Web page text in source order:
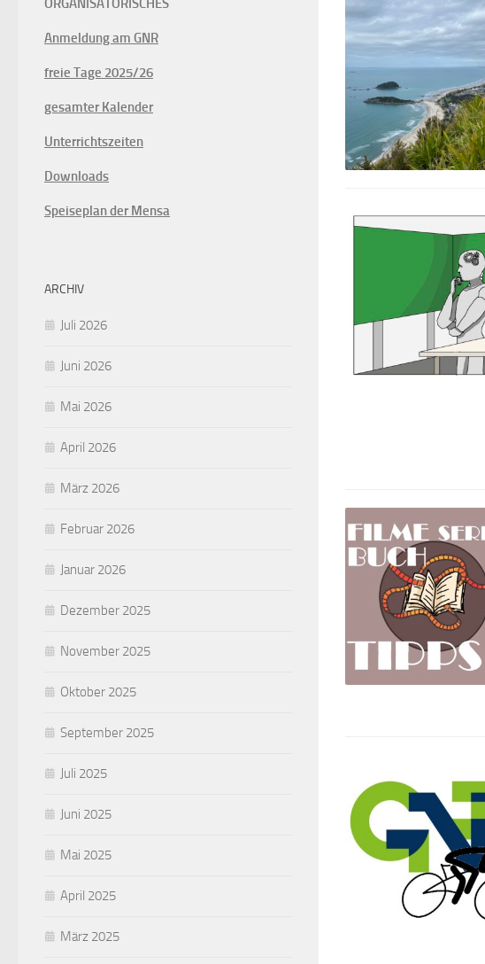
ORGANISATORISCHES
Anmeldung am GNR
freie Tage 2025/26
gesamter Kalender
Unterrichtszeiten
Downloads
Speiseplan der Mensa
ARCHIV
Juli 2026
Juni 2026
Mai 2026
April 2026
März 2026
Februar 2026
Januar 2026
Dezember 2025
November 2025
Oktober 2025
September 2025
Juli 2025
Juni 2025
Mai 2025
April 2025
März 2025